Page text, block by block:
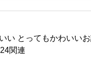
い とってもかわいい
関連